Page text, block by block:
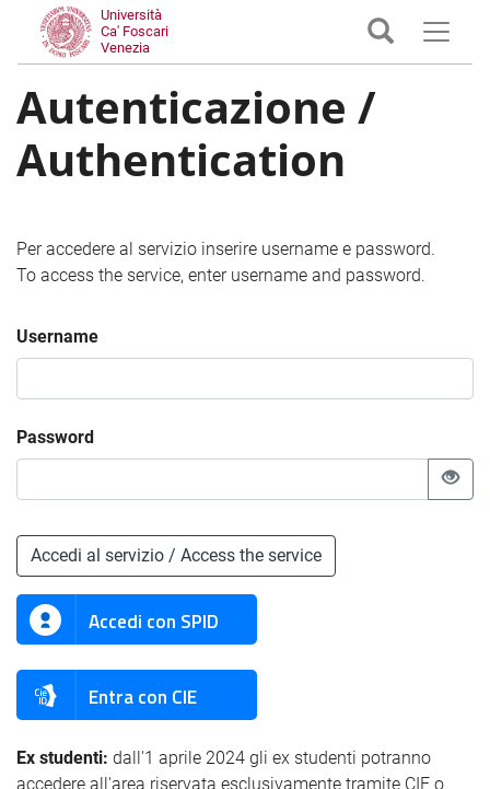
Università
Ca' Foscari
Venezia
Autenticazione /
Authentication
Per accedere al servizio inserire username e password.
To access the service, enter username and password.
Username
Password
Accedi al servizio / Access the service
Accedi con SPID
Entra con CIE
Ex studenti: dall'1 aprile 2024 gli ex studenti potranno
accedere all'area riservata esclusivamente tramite CIE o